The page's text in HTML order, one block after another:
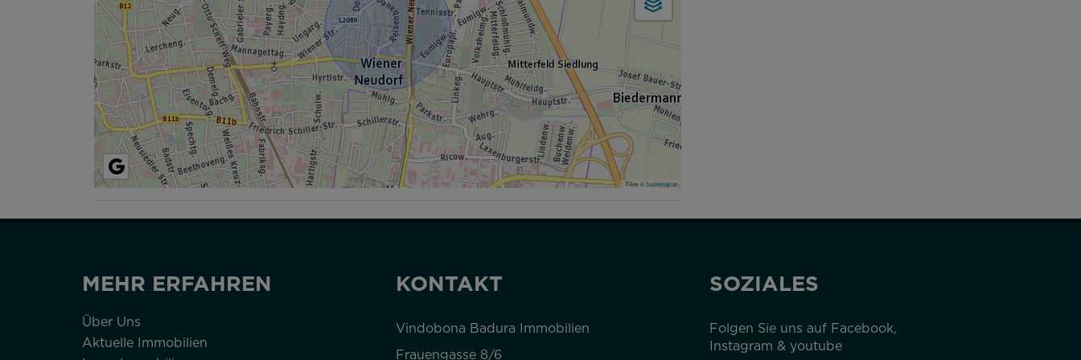
Tiles ©basemap.at
MEHR ERFAHREN
Über Uns
Aktuelle Immobilien
KONTAKT
Vindobona Badura Immobilien
Frauengasse 8/6
SOZIALES
Folgen Sie uns auf Facebook,
Instagram & youtube